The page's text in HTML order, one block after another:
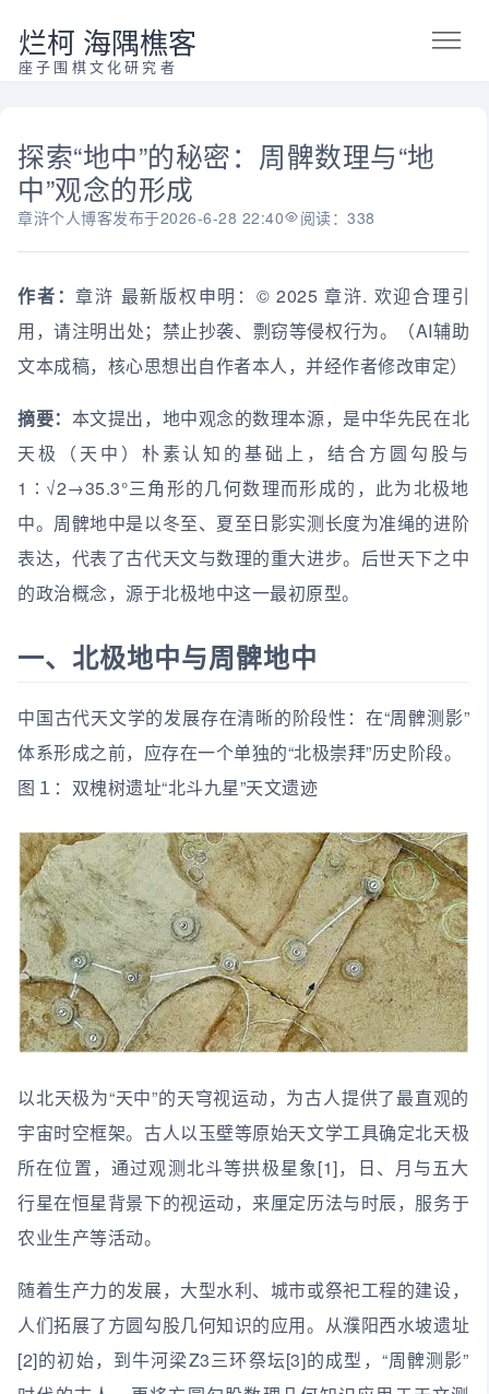
烂柯 海隅樵客
座子围棋文化研究者
探索“地中”的秘密：周髀数理与“地
中”观念的形成
章浒个人博客发布于2026-6-28 22:40 阅读：338
作者：章浒 最新版权申明：© 2025 章浒. 欢迎合理引
用，请注明出处；禁止抄袭、剽窃等侵权行为。（AI辅助
文本成稿，核心思想出自作者本人，并经作者修改审定）
摘要： 本文提出，地中观念的数理本源，是中华先民在北
天极（天中）朴素认知的基础上，结合方圆勾股与
1∶√2→35.3°三角形的几何数理而形成的，此为北极地
中。周髀地中是以冬至、夏至日影实测长度为准绳的进阶
表达，代表了古代天文与数理的重大进步。后世天下之中
的政治概念，源于北极地中这一最初原型。
一、北极地中与周髀地中
中国古代天文学的发展存在清晰的阶段性：在“周髀测影”
体系形成之前，应存在一个单独的“北极崇拜”历史阶段。
图１：双槐树遗址“北斗九星”天文遗迹
以北天极为“天中”的天穹视运动，为古人提供了最直观的
宇宙时空框架。古人以玉壁等原始天文学工具确定北天极
所在位置，通过观测北斗等拱极星象[1]，日、月与五大
行星在恒星背景下的视运动，来厘定历法与时辰，服务于
农业生产等活动。
随着生产力的发展，大型水利、城市或祭祀工程的建设，
人们拓展了方圆勾股几何知识的应用。从濮阳西水坡遗址
[2]的初始，到牛河梁Z3三环祭坛[3]的成型，“周髀测影”